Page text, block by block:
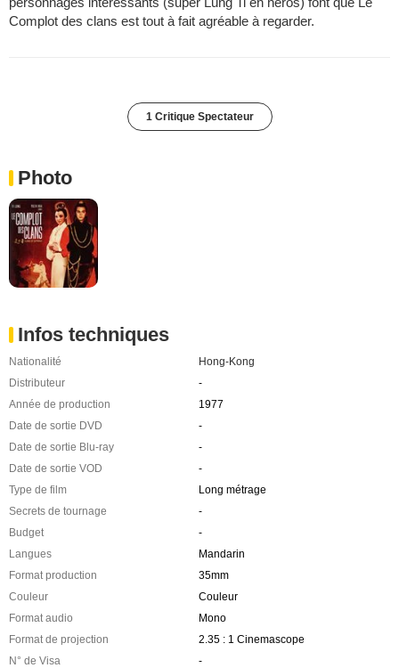
Complot des clans est tout à fait agréable à regarder.
1 Critique Spectateur
Photo
Infos techniques
Nationalité
Hong-Kong
Distributeur
-
Année de production
1977
Date de sortie DVD
-
Date de sortie Blu-ray
-
Date de sortie VOD
-
Type de film
Long métrage
Secrets de tournage
-
Budget
-
Langues
Mandarin
Format production
35mm
Couleur
Couleur
Format audio
Mono
Format de projection
2.35 : 1 Cinemascope
N° de Visa
-